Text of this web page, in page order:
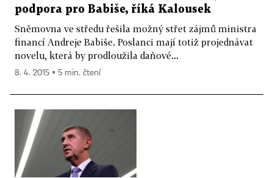
podpora pro Babiše, říká Kalousek
Sněmovna ve středu řešila možný střet zájmů ministra
financí Andreje Babiše. Poslanci mají totiž projednávat
novelu, která by prodloužila daňové...
8. 4. 2015 ▪ 5 min. čtení